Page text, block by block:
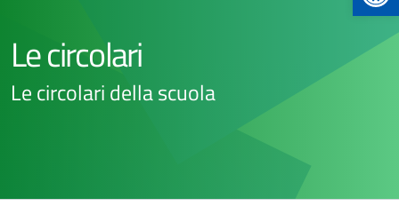
Le circolari
Le circolari della scuola